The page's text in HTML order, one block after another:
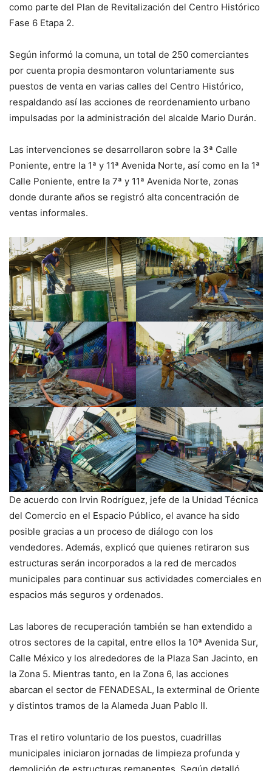
como parte del Plan de Revitalización del Centro Histórico
Fase 6 Etapa 2.
Según informó la comuna, un total de 250 comerciantes
por cuenta propia desmontaron voluntariamente sus
puestos de venta en varias calles del Centro Histórico,
respaldando así las acciones de reordenamiento urbano
impulsadas por la administración del alcalde Mario Durán.
Las intervenciones se desarrollaron sobre la 3ª Calle
Poniente, entre la 1ª y 11ª Avenida Norte, así como en la 1ª
Calle Poniente, entre la 7ª y 11ª Avenida Norte, zonas
donde durante años se registró alta concentración de
ventas informales.
De acuerdo con Irvin Rodríguez, jefe de la Unidad Técnica
del Comercio en el Espacio Público, el avance ha sido
posible gracias a un proceso de diálogo con los
vendedores. Además, explicó que quienes retiraron sus
estructuras serán incorporados a la red de mercados
municipales para continuar sus actividades comerciales en
espacios más seguros y ordenados.
Las labores de recuperación también se han extendido a
otros sectores de la capital, entre ellos la 10ª Avenida Sur,
Calle México y los alrededores de la Plaza San Jacinto, en
la Zona 5. Mientras tanto, en la Zona 6, las acciones
abarcan el sector de FENADESAL, la exterminal de Oriente
y distintos tramos de la Alameda Juan Pablo II.
Tras el retiro voluntario de los puestos, cuadrillas
municipales iniciaron jornadas de limpieza profunda y
demolición de estructuras remanentes. Según detalló